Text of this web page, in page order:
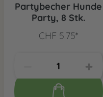
Partybecher Hunde
Party, 8 Stk.
CHF 5.75*